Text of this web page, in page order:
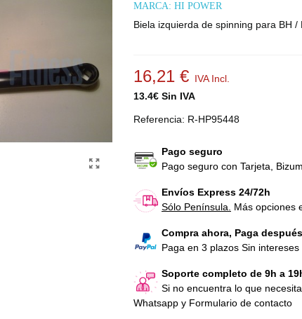
MARCA: HI POWER
Biela izquierda de spinning para BH /
16,21 € IVA Incl.
13.4€ Sin IVA
Referencia: R-HP95448
Pago seguro
Pago seguro con Tarjeta,
Envíos Express 24/72h
Sólo Península.
Más opciones
Compra ahora, Paga
Paga en 3 plazos Sin intereses
Soporte completo de 9h a
Si no encuentra lo que
Whatsapp y Formulario de contacto
Extractor eje pedalier Isis Drive
9,92 € IVA Incl.